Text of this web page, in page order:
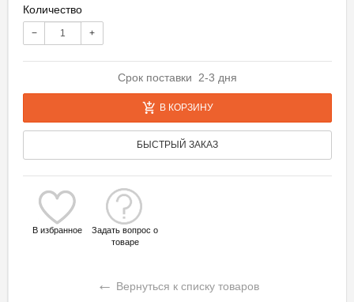
Количество
− +
Срок поставки 2-3 дня
В КОРЗИНУ
БЫСТРЫЙ ЗАКАЗ
В избранное
Задать вопрос о
товаре
← Вернуться к списку товаров